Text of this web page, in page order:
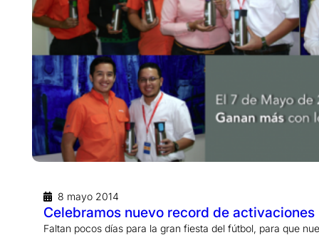
8 mayo 2014
Celebramos nuevo record de activaciones
Faltan pocos días para la gran fiesta del fútbol, para que